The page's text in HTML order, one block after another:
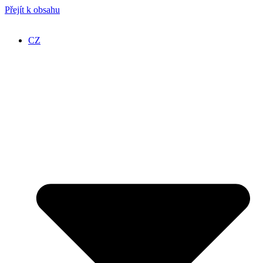
Přejít k obsahu
CZ